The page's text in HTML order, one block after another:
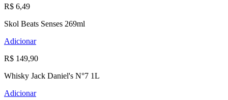
R$ 6,49
Skol Beats Senses 269ml
Adicionar
R$ 149,90
Whisky Jack Daniel's N°7 1L
Adicionar